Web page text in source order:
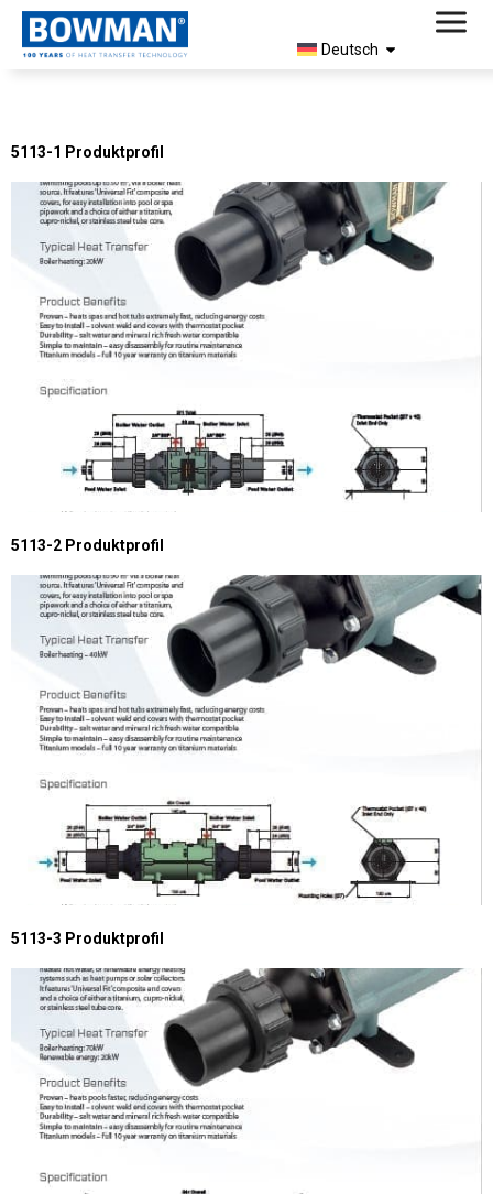
Deutsch
5113-1 Produktprofil
5113-2 Produktprofil
5113-3 Produktprofil